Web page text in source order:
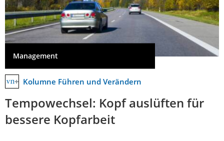
Management
Kolumne Führen und Verändern
Tempowechsel: Kopf auslüften für
bessere Kopfarbeit